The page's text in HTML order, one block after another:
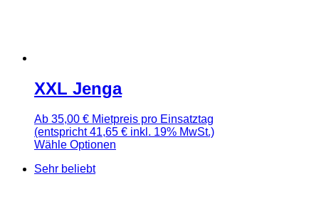
XXL Jenga
Ab 35,00 € Mietpreis pro Einsatztag
(entspricht 41,65 € inkl. 19% MwSt.)
Wähle Optionen
Sehr beliebt